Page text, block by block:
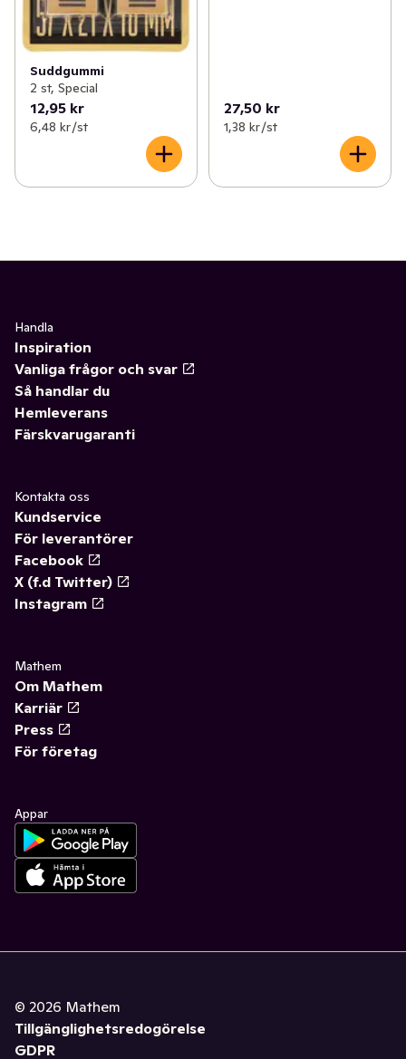
Suddgummi
2 st, Special
12,95 kr
6,48 kr /st
27,50 kr
1,38 kr /st
Handla
Inspiration
Vanliga frågor och svar
Så handlar du
Hemleverans
Färskvarugaranti
Kontakta oss
Kundservice
För leverantörer
Facebook
X (f.d Twitter)
Instagram
Mathem
Om Mathem
Karriär
Press
För företag
Appar
© 2026 Mathem
Tillgänglighetsredogörelse
GDPR